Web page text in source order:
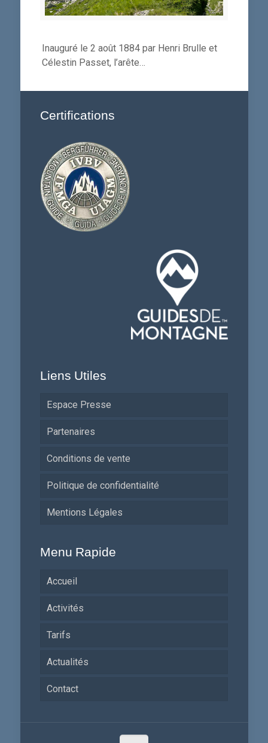
Inauguré le 2 août 1884 par Henri Brulle et
Célestin Passet, l’arête…
Certifications
Liens Utiles
Espace Presse
Partenaires
Conditions de vente
Politique de confidentialité
Mentions Légales
Menu Rapide
Accueil
Activités
Tarifs
Actualités
Contact